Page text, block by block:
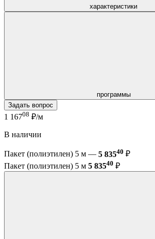
характеристики
программы
Задать вопрос
1 16708 ₽/м
В наличии
Пакет (полиэтилен) 5 м — 5 83540 ₽
Пакет (полиэтилен) 5 м 5 83540 ₽